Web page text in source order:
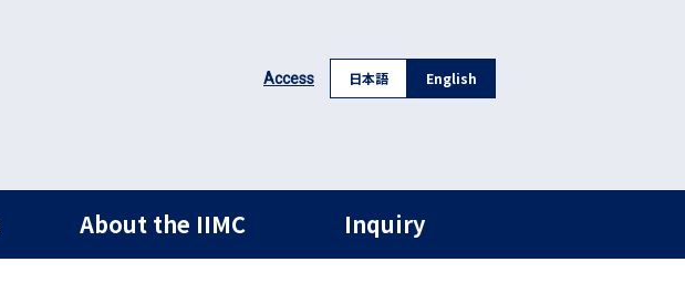
Access 日本語 English
About the IIMC Inquiry